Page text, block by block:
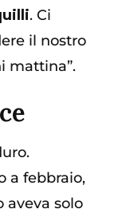
. Ci
il nostro
mattina”.
a febbraio,
aveva solo